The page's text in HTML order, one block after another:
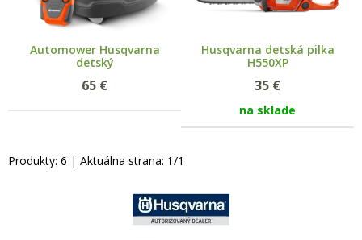
Automower Husqvarna
detský
65 €
Husqvarna detská pilka
H550XP
35 €
na sklade
Produkty: 6 | Aktuálna strana: 1/1